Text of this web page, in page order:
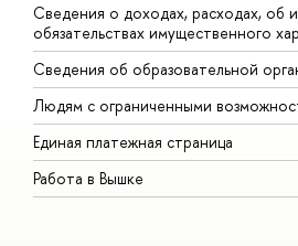
Сведения о доходах, расходах, об
обязательствах имущественного
Сведения об образовательной
Людям с ограниченными
Единая платежная страница
Работа в Вышке